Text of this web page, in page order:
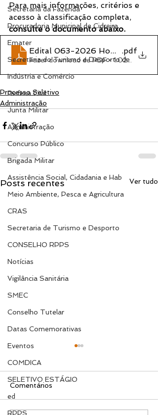
Secretaria da Fazenda
Procuradoria Municipal de Cidreira
Emater
Secretaria do Turismo e Desporto de
Indústria e Comércio
Defesa Civil
Junta Militar
Administração
Concurso Público
Brigada Militar
Assistência Social, Cidadania e Hab
Meio Ambiente, Pesca e Agricultura
CRAS
Secretaria de Turismo e Desporto
CONSELHO RPPS
Notícias
Vigilância Sanitária
SMEC
Conselho Tutelar
Datas Comemorativas
Eventos
COMDICA
SELETIVO ESTÁGIO
ed
RPPS
Para mais informações, critérios e
acesso à classificação completa,
consulte o documento abaixo.
Edital 063-2026 Homologação
.pdf
Fazer download de PDF • 1.02MB
Processo Seletivo
Administração
Posts recentes Ver tudo
Comentários